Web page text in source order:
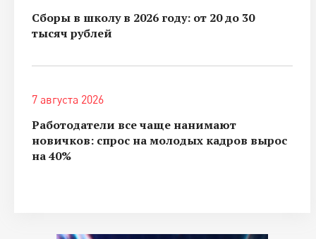
Сборы в школу в 2026 году: от 20 до 30
тысяч рублей
7 августа 2026
Работодатели все чаще нанимают
новичков: спрос на молодых кадров вырос
на 40%